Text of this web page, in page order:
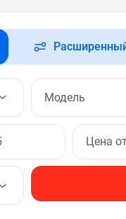
Модель